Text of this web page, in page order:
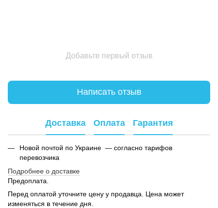
Добавьте первый отзыв
Написать отзыв
Доставка Оплата Гарантия
Новой почтой по Украине — согласно тарифов
перевозчика
Подробнее о доставке
Предоплата.
Перед оплатой уточните цену у продавца. Цена может
изменяться в течение дня.